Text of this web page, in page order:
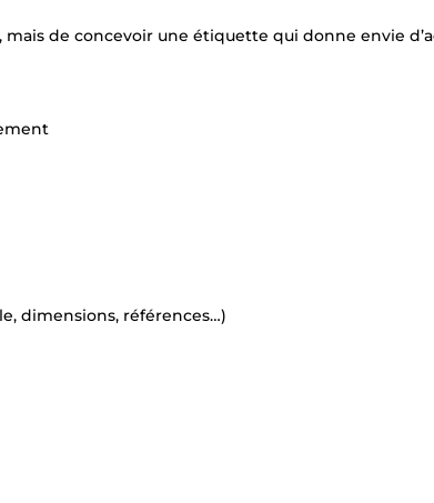
de concevoir une étiquette qui donne envie
dimensions, références…)